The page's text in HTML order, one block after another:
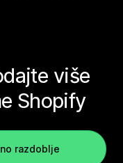
više
Shopify
razdoblje